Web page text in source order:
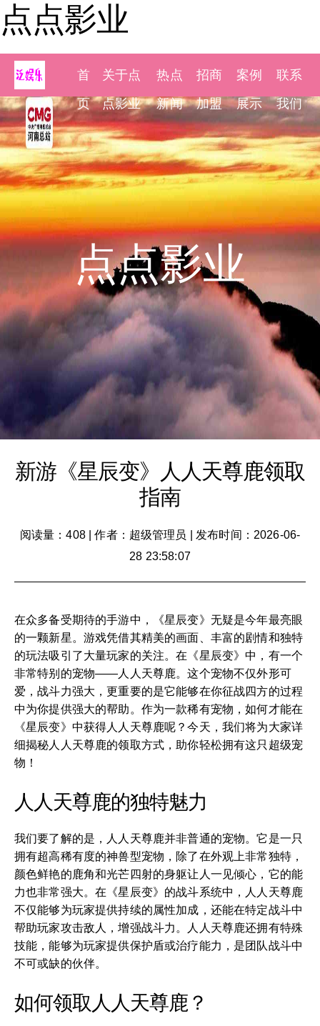
点点影业
首
页
关于点
点影业
热点
新闻
招商
加盟
案例
展示
联系
我们
点点影业
新游《星辰变》人人天尊鹿领取
指南
阅读量：408|作者：超级管理员
发布时间：2026-06-
28 23:58:07
在众多备受期待的手游中，《星辰变》无疑是今年最亮眼
的一颗新星。游戏凭借其精美的画面、丰富的剧情和独特
的玩法吸引了大量玩家的关注。在《星辰变》中，有一个
非常特别的宠物——人人天尊鹿。这个宠物不仅外形可
爱，战斗力强大，更重要的是它能够在你征战四方的过程
中为你提供强大的帮助。作为一款稀有宠物，如何才能在
《星辰变》中获得人人天尊鹿呢？今天，我们将为大家详
细揭秘人人天尊鹿的领取方式，助你轻松拥有这只超级宠
物！
人人天尊鹿的独特魅力
我们要了解的是，人人天尊鹿并非普通的宠物。它是一只
拥有超高稀有度的神兽型宠物，除了在外观上非常独特，
颜色鲜艳的鹿角和光芒四射的身躯让人一见倾心，它的能
力也非常强大。在《星辰变》的战斗系统中，人人天尊鹿
不仅能够为玩家提供持续的属性加成，还能在特定战斗中
帮助玩家攻击敌人，增强战斗力。人人天尊鹿还拥有特殊
技能，能够为玩家提供保护盾或治疗能力，是团队战斗中
不可或缺的伙伴。
如何领取人人天尊鹿？